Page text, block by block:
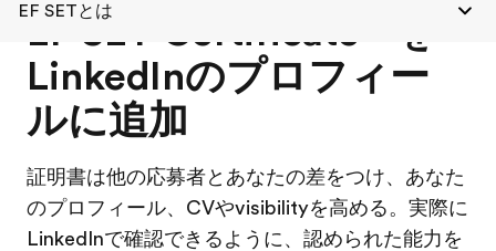
EF SETとは
EF SET Certificate™を
LinkedInのプロフィー
ルに追加
証明書は他の応募者とあなたの差をつけ、あなた
のプロフィール、CVやvisibilityを高める。実際に
LinkedInで確認できるように、認められた能力を